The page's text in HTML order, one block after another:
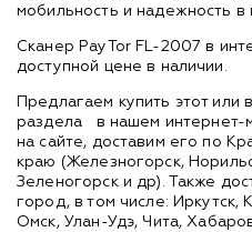
мобильность и надежность в
Сканер PayTor FL-2007 в
доступной цене в наличии.
Предлагаем купить этот или
раздела
в нашем интернет-
на сайте, доставим его по
краю (Железногорск,
Зеленогорск и др). Также
город, в том числе: Иркутск,
Омск, Улан-Удэ, Чита,